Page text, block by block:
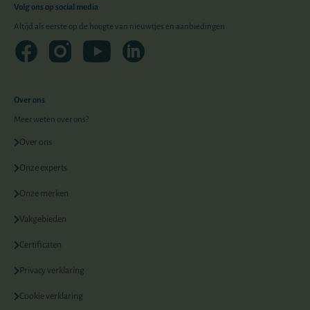
Volg ons op social media
Altijd als eerste op de hoogte van nieuwtjes en aanbiedingen
Over ons
Meer weten over ons?
Over ons
Onze experts
Onze merken
Vakgebieden
Certificaten
Privacy verklaring
Cookie verklaring